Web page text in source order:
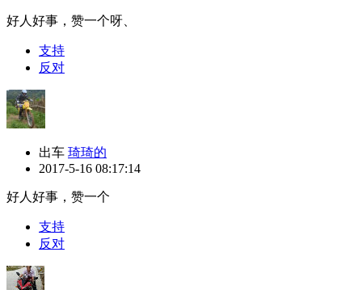
好人好事，赞一个呀、
支持
反对
出车 琦琦的
2017-5-16 08:17:14
好人好事，赞一个
支持
反对